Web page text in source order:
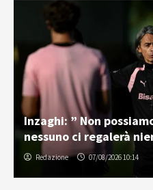
Inzaghi: ” Non
nessuno ci regalerà
Redazione 07/08/2026 10:14